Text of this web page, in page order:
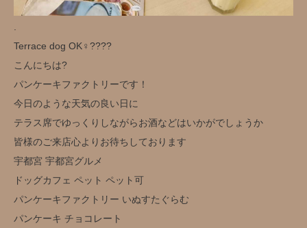
Terrace dog OK‍♀️??‍??
こんにちは?
パンケーキファクトリーです！
今日のような天気の良い日に
テラス席でゆっくりしながらお酒などはいかがでしょうか️
皆様のご来店心よりお待ちしております
宇都宮 宇都宮グルメ
ドッグカフェ ペット ペット可
パンケーキファクトリー いぬすたぐらむ
パンケーキ チョコレート